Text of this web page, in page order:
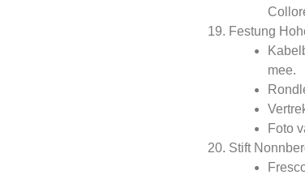
Festung
mee.
Foto
Stift